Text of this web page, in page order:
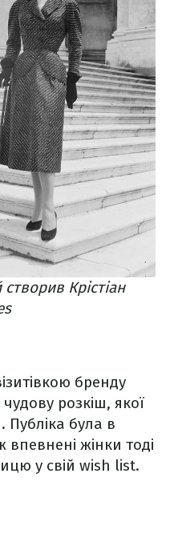
Крістіан
бренду
розкіш, якої
Публіка була в
впевнені жінки тоді
у свій wish list.